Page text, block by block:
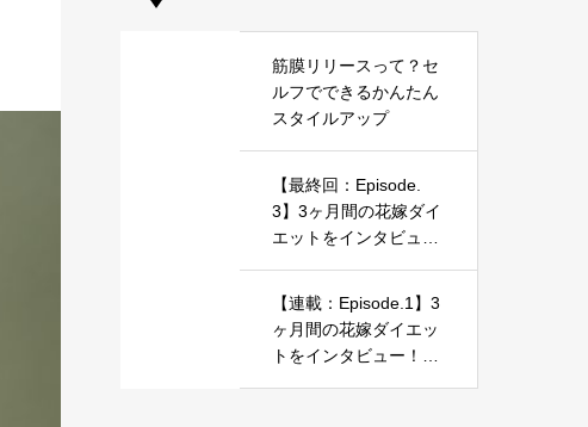
筋膜リリースって？セ
ルフでできるかんたん
スタイルアップ
【最終回：Episode.
3】3ヶ月間の花嫁ダイ
エットをインタビュ
お話～
【連載：Episode.1】3
ヶ月間の花嫁ダイエッ
トをインタビュー！～